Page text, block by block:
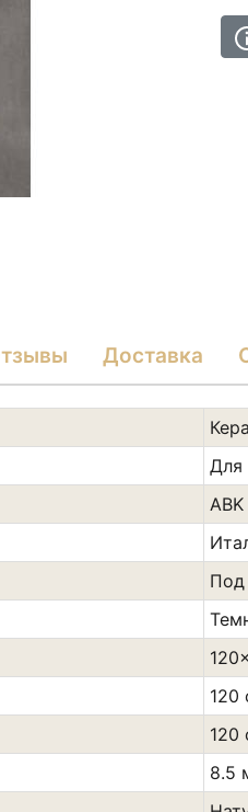
Доставка
Для
ABK
Под
120
120
8.5